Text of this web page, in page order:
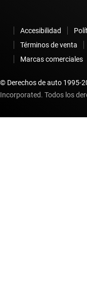
Accesibilidad
Términos de venta
Marcas comerciales
© Derechos de auto 1995-
Incorporated. Todos los